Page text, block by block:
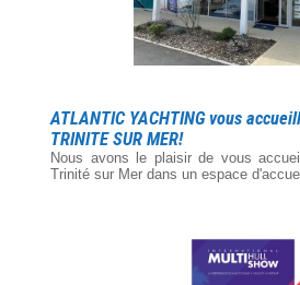
ATLANTIC YACHTING vous
TRINITE SUR MER!
Nous avons le plaisir de vous
Trinité sur Mer dans un espace